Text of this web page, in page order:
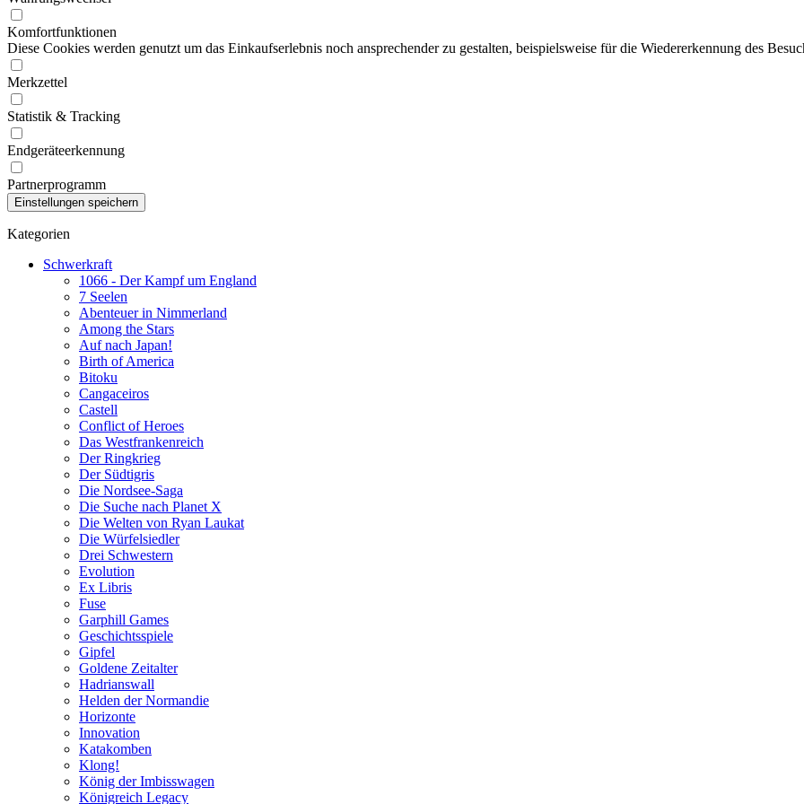
Komfortfunktionen
Diese Cookies werden genutzt um das Einkaufserlebnis noch ansprechender zu gestalten, beispielsweise für die Wiedererkennung des
Merkzettel
Statistik & Tracking
Endgeräteerkennung
Partnerprogramm
Kategorien
Schwerkraft
1066 - Der Kampf um England
7 Seelen
Abenteuer in Nimmerland
Among the Stars
Auf nach Japan!
Birth of America
Bitoku
Cangaceiros
Castell
Conflict of Heroes
Das Westfrankenreich
Der Ringkrieg
Der Südtigris
Die Nordsee-Saga
Die Suche nach Planet X
Die Welten von Ryan Laukat
Die Würfelsiedler
Drei Schwestern
Evolution
Ex Libris
Fuse
Garphill Games
Geschichtsspiele
Gipfel
Goldene Zeitalter
Hadrianswall
Helden der Normandie
Horizonte
Innovation
Katakomben
Klong!
König der Imbisswagen
Königreich Legacy